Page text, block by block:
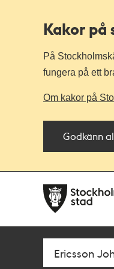
Kakor
På
fungera på ett
Om kakor på
Godkänn
navigationen
huvudinnehållet
Sök